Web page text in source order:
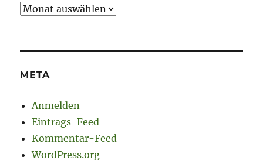
Archiv
META
Anmelden
Eintrags-Feed
Kommentar-Feed
WordPress.org